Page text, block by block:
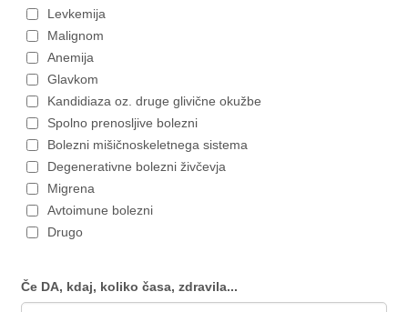
Levkemija
Malignom
Anemija
Glavkom
Kandidiaza oz. druge glivične okužbe
Spolno prenosljive bolezni
Bolezni mišičnoskeletnega sistema
Degenerativne bolezni živčevja
Migrena
Avtoimune bolezni
Drugo
Če DA, kdaj, koliko časa, zdravila...